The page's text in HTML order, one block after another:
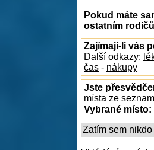
Pokud máte
ostatním
Zajímají-li vás
Další odkazy:
čas - nákupy
Jste
místa ze
Vybrané místo:
Zatím sem